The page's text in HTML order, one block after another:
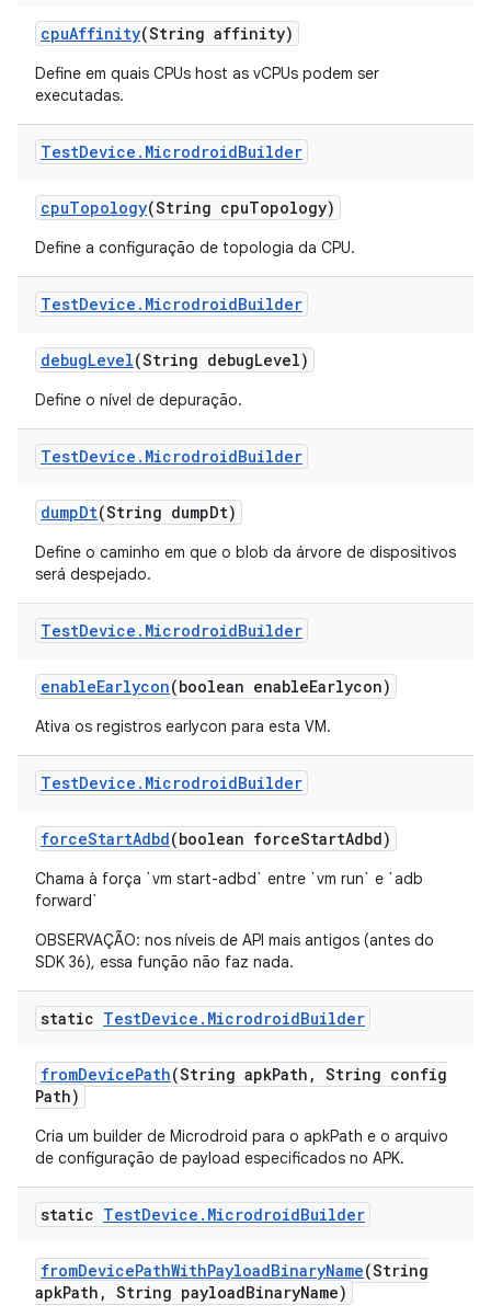
cpuAffinity(String affinity)
Define em quais CPUs host as vCPUs podem ser
executadas.
TestDevice . MicrodroidBuilder
cpuTopology(String cpuTopology)
Define a configuração de topologia da CPU.
TestDevice . MicrodroidBuilder
debugLevel(String debugLevel)
Define o nível de depuração.
TestDevice . MicrodroidBuilder
dumpDt(String dumpDt)
Define o caminho em que o blob da árvore de dispositivos
será despejado.
TestDevice . MicrodroidBuilder
enableEarlycon(boolean enableEarlycon)
Ativa os registros earlycon para esta VM.
TestDevice . MicrodroidBuilder
forceStartAdbd(boolean forceStartAdbd)
Chama à força `vm start-adbd` entre `vm run` e `adb
forward`
OBSERVAÇÃO: nos níveis de API mais antigos (antes do
SDK 36), essa função não faz nada.
static TestDevice . MicrodroidBuilder
fromDevicePath(String apkPath , String config
Path)
Cria um builder de Microdroid para o apkPath e o arquivo
de configuração de payload especificados no APK.
static TestDevice . MicrodroidBuilder
fromDevicePathWithPayloadBinaryName(String
apkPath , String payloadBinaryName)